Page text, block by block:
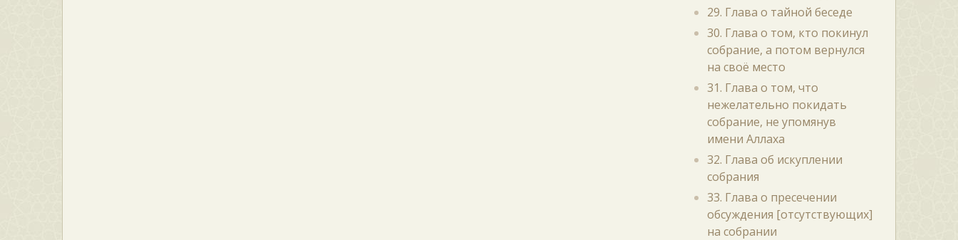
29. Глава о тайной беседе
30. Глава о том, кто покинул
собрание, а потом вернулся
на своё место
31. Глава о том, что
нежелательно покидать
собрание, не упомянув
имени Аллаха
32. Глава об искуплении
собрания
33. Глава о пресечении
обсуждения [отсутствующих]
на собрании